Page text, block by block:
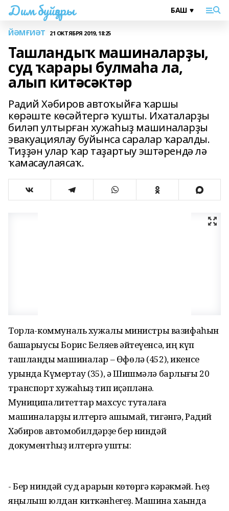
Дим буйҙары
ЙӘМҒИӘТ 21 ОКТЯБРЯ 2019, 18:25
Ташландыҡ машиналарҙы,
суд ҡарары булмаһа ла,
алып китәсәктәр
Радий Хәбиров автоҡыйға ҡаршы
көрәште көсәйтергә ҡушты. Ихаталарҙы
биләп ултырған хужаһыҙ машиналарҙы
эвакуациялау буйынса саралар ҡаралды.
Тиҙҙән улар ҡар таҙартыу эштәрендә лә
ҡамасаулаясаҡ.
Торлаҡ-коммуналь хужалыҡ министры вазифаһын
башҡарыусы Борис Беляев әйтеүенсә, иң күп
ташландыҡ машиналар – Өфөлә (452), икенсе
урында Күмертау (35), ә Шишмәлә барлығы 20
транспорт хужаһыҙ тип иҫәпләнә.
Муниципалитеттар махсус туҡталҡаға
машиналарҙы илтергә ашыҡмай, тигәнгә, Радий
Хәбиров автомобилдәрҙе бер ниндәй
документһыҙ илтергә ҡушты:
- Бер ниндәй суд ҡарарын көтөргә кәрәкмәй. Һеҙ
яңылыш юлдан киткәнһегеҙ. Машина хаҡында